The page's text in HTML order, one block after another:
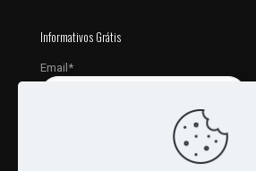
Informativos Grátis
Email*